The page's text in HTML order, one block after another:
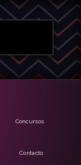
Concursos
Contacto